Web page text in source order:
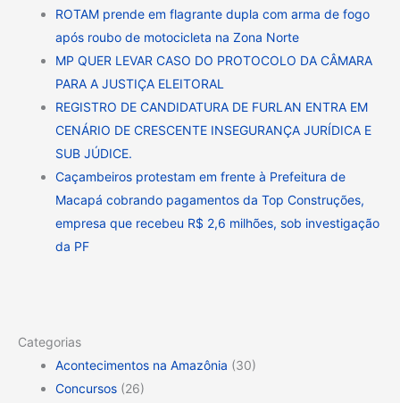
ROTAM prende em flagrante dupla com arma de fogo
após roubo de motocicleta na Zona Norte
MP QUER LEVAR CASO DO PROTOCOLO DA CÂMARA
PARA A JUSTIÇA ELEITORAL
REGISTRO DE CANDIDATURA DE FURLAN ENTRA EM
CENÁRIO DE CRESCENTE INSEGURANÇA JURÍDICA E
SUB JÚDICE.
Caçambeiros protestam em frente à Prefeitura de
Macapá cobrando pagamentos da Top Construções,
empresa que recebeu R$ 2,6 milhões, sob investigação
da PF
Categorias
Acontecimentos na Amazônia (30)
Concursos (26)